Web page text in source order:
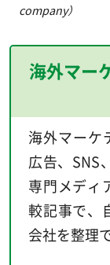
company）
海外マー
海外マーケ
広告、SNS
専門メディ
較記事で、
会社を整理